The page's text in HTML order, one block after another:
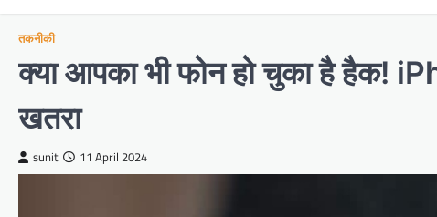
तकनीकी
क्या आपका भी फोन हो चुका है हैक!
खतरा
sunit 11 April 2024